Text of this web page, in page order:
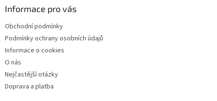
Informace pro vás
Obchodní podmínky
Podmínky ochrany osobních údajů
Informace o cookies
O nás
Nejčastější otázky
Doprava a platba